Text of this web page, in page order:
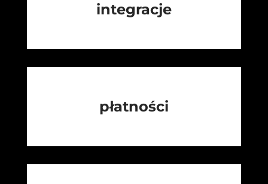
integracje
płatności